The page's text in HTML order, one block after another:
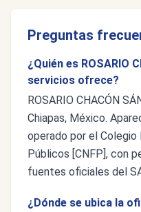
Preguntas
¿Quién es ROSARIO
servicios ofrece?
ROSARIO CHACÓN
Chiapas, México.
operado por el Colegio
Públicos [CNFP], con
fuentes oficiales del
¿Dónde se ubica la